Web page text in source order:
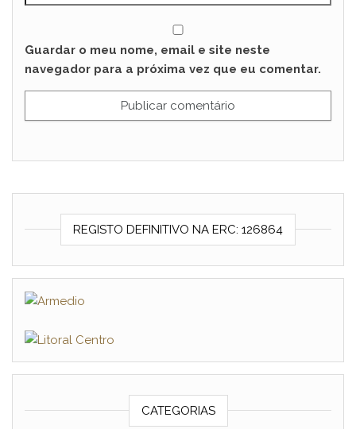
Guardar o meu nome, email e site neste
navegador para a próxima vez que eu comentar.
REGISTO DEFINITIVO NA ERC: 126864
CATEGORIAS